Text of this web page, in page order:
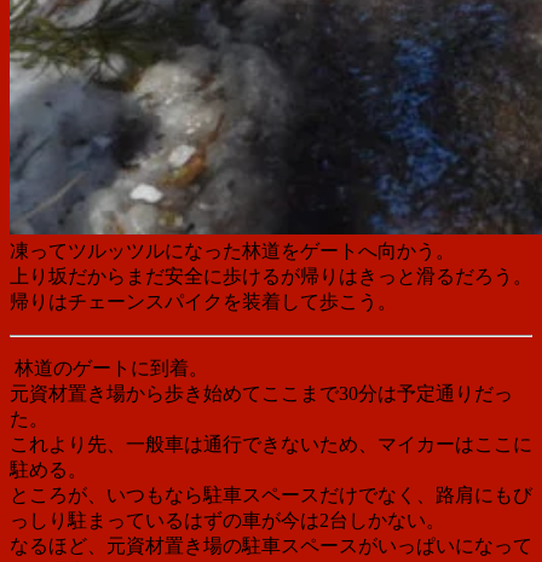
凍ってツルッツルになった林道をゲートへ向かう。
上り坂だからまだ安全に歩けるが帰りはきっと滑るだろう。
帰りはチェーンスパイクを装着して歩こう。
林道のゲートに到着。
元資材置き場から歩き始めてここまで30分は予定通りだっ
た。
これより先、一般車は通行できないため、マイカーはここに
駐める。
ところが、いつもなら駐車スペースだけでなく、路肩にもび
っしり駐まっているはずの車が今は2台しかない。
なるほど、元資材置き場の駐車スペースがいっぱいになって